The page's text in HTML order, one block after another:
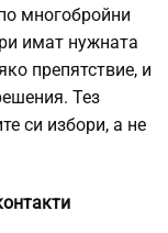
многобройни
имат нужната
препятствие, и
Тез
си избори, а не